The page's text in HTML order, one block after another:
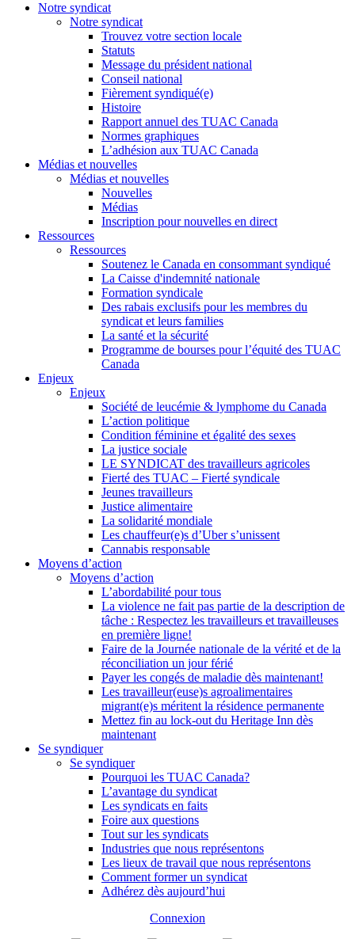
Notre syndicat
Notre syndicat
Trouvez votre section locale
Statuts
Message du président national
Conseil national
Fièrement syndiqué(e)
Histoire
Rapport annuel des TUAC Canada
Normes graphiques
L’adhésion aux TUAC Canada
Médias et nouvelles
Médias et nouvelles
Nouvelles
Médias
Inscription pour nouvelles en direct
Ressources
Ressources
Soutenez le Canada en consommant syndiqué
La Caisse d'indemnité nationale
Formation syndicale
Des rabais exclusifs pour les membres du
syndicat et leurs families
La santé et la sécurité
Programme de bourses pour l’équité des TUAC
Canada
Enjeux
Enjeux
Société de leucémie & lymphome du Canada
L’action politique
Condition féminine et égalité des sexes
La justice sociale
LE SYNDICAT des travailleurs agricoles
Fierté des TUAC – Fierté syndicale
Jeunes travailleurs
Justice alimentaire
La solidarité mondiale
Les chauffeur(e)s d’Uber s’unissent
Cannabis responsable
Moyens d’action
Moyens d’action
L’abordabilité pour tous
La violence ne fait pas partie de la description de
tâche : Respectez les travailleurs et travailleuses
en première ligne!
Faire de la Journée nationale de la vérité et de la
réconciliation un jour férié
Payer les congés de maladie dès maintenant!
Les travailleur(euse)s agroalimentaires
migrant(e)s méritent la résidence permanente
Mettez fin au lock-out du Heritage Inn dès
maintenant
Se syndiquer
Se syndiquer
Pourquoi les TUAC Canada?
L’avantage du syndicat
Les syndicats en faits
Foire aux questions
Tout sur les syndicats
Industries que nous représentons
Les lieux de travail que nous représentons
Comment former un syndicat
Adhérez dès aujourd’hui
Connexion